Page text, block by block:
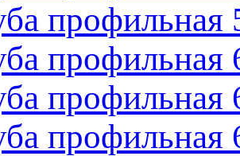
профильная
профильная
профильная
профильная